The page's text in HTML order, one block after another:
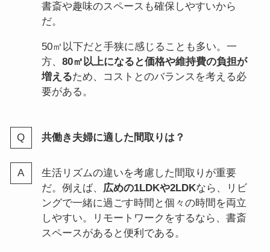
書斎や趣味のスペースも確保しやすいから
だ。
50㎡以下だと手狭に感じることも多い。一
方、 80㎡以上になると価格や維持費の負担が
増えるため、コストとのバランスを考える必
要がある。
共働き夫婦に適した間取りは？
生活リズムの違いを考慮した間取りが重要
だ。例えば、 広めの1LDKや2LDKなら、リビ
ングで一緒に過ごす時間と個々の時間を両立
しやすい。リモートワークをするなら、書斎
スペースがあると便利である。